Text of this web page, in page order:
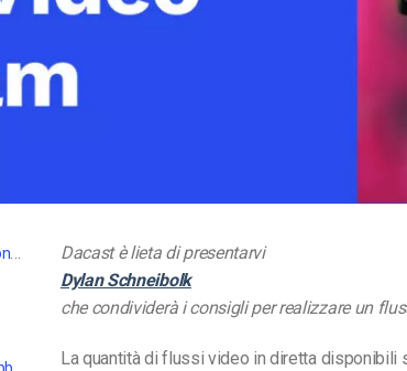
1- Se avete il budget necessario, prendete in considerazione l'utilizzo di una piattaforma di streaming video.
Dacast è lieta di presentarvi
Dylan Schneibolk
che condividerà i consigli per realizzare un
La quantità di flussi video in diretta disponibili